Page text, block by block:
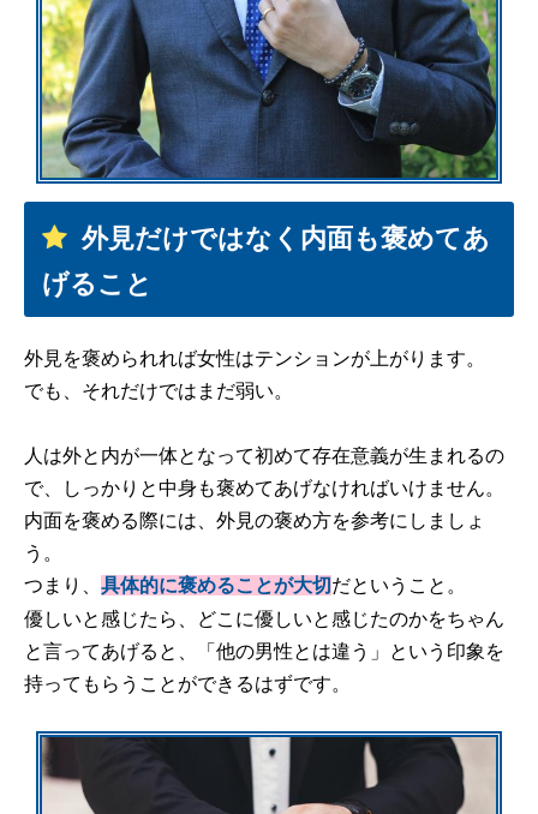
外見だけではなく内面も褒めてあ
げること
外見を褒められれば女性はテンションが上がります。
でも、それだけではまだ弱い。
人は外と内が一体となって初めて存在意義が生まれるの
で、しっかりと中身も褒めてあげなければいけません。
内面を褒める際には、外見の褒め方を参考にしましょ
う。
つまり、
具体的に褒めることが大切だということ。
優しいと感じたら、どこに優しいと感じたのかをちゃん
と言ってあげると、「他の男性とは違う」という印象を
持ってもらうことができるはずです。